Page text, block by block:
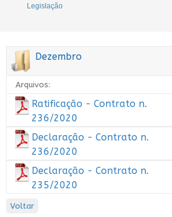
Legislação
Dezembro
Arquivos:
Ratificação - Contrato n.
236/2020
Declaração - Contrato n.
236/2020
Declaração - Contrato n.
235/2020
Voltar